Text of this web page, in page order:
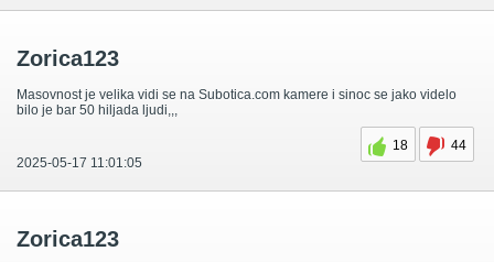
Zorica123
Masovnost je velika vidi se na Subotica.com kamere i sinoc se jako videlo
bilo je bar 50 hiljada ljudi,,,
18
44
2025-05-17 11:01:05
Zorica123